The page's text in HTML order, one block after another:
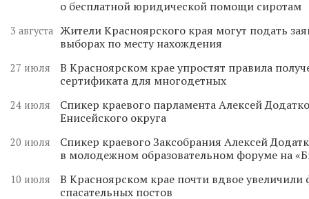
о бесплатной юридической помощи сиротам
3 августа Жители Красноярского края могут подать
выборах по месту нахождения
27 июля
В Красноярском крае упростят правила
сертификата для многодетных
24 июля
Спикер краевого парламента Алексей
Енисейского округа
20 июля
Спикер краевого Заксобрания Алексей
в молодежном образовательном форуме на
10 июля
В Красноярском крае почти вдвое
спасательных постов